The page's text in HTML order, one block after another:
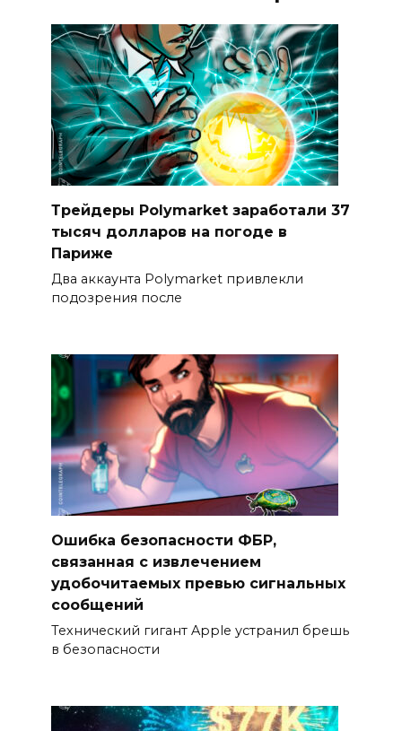
Трейдеры Polymarket заработали 37
тысяч долларов на погоде в
Париже
Два аккаунта Polymarket привлекли
подозрения после
Ошибка безопасности ФБР,
связанная с извлечением
удобочитаемых превью сигнальных
сообщений
Технический гигант Apple устранил брешь
в безопасности